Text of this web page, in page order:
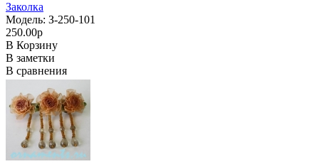
Заколка
Модель: З-250-101
250.00р
В Корзину
В заметки
В сравнения